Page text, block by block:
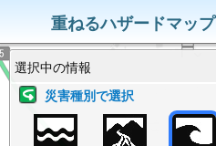
重ねるハザードマップ
災害リスク情報
選択中の情報
災害種別で選択